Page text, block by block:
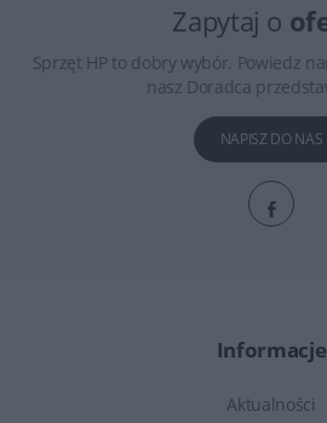
Zapytaj o
Sprzęt HP to dobry wybór. Powiedz
nasz Doradca
NAPISZ DO NAS
Informacje
Aktualności